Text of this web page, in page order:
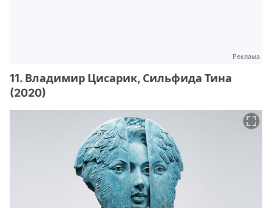
Реклама
11. Владимир Цисарик, Сильфида Тина
(2020)